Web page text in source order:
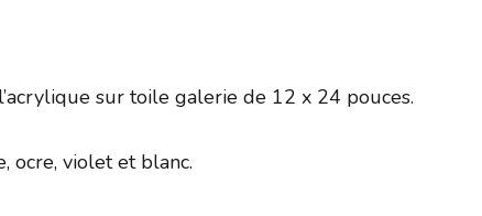
sur toile galerie de 12 x 24 pouces.
ocre, violet et blanc.